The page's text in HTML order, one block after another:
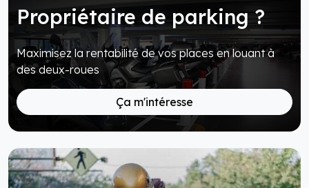
Propriétaire de parking ?
Maximisez la rentabilité de vos places en louant à
des deux-roues
Ça m'intéresse